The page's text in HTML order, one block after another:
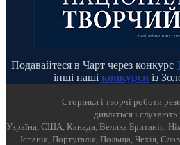
Подавайтеся в Чарт через конкурс
інші наші конкурси із
Cторінки і творчі роботи
дивляться і слухають
Україна, США, Канада, Велика Британія,
Іспанія, Португалія, Польща, Чехія,